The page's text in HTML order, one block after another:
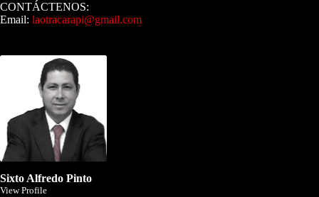
CONTÁCTENOS:
Email: laotracarapi@gmail.com
Sixto Alfredo Pinto
View Profile